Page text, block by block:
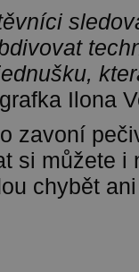
Ilona
zavoní
si můžete i
chybět